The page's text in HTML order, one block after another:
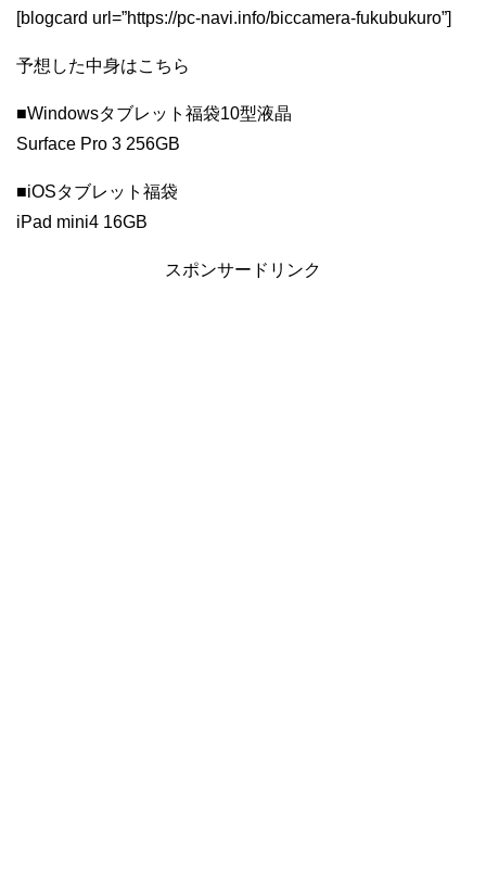
[blogcard url=”https://pc-navi.info/biccamera-fukubukuro”]
予想した中身はこちら
■Windowsタブレット福袋10型液晶
Surface Pro 3 256GB
■iOSタブレット福袋
iPad mini4 16GB
スポンサードリンク